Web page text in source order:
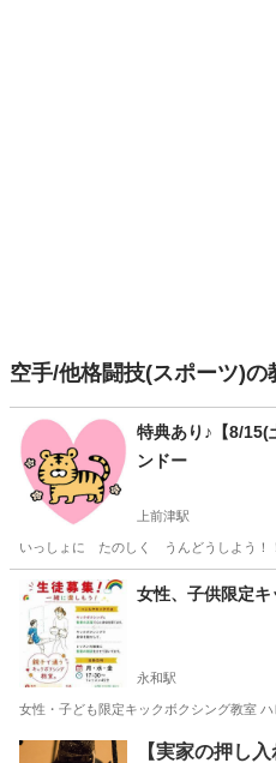
空手/他格闘技(スポーツ)
特典あり♪【8/
ンドー
上前津駅
いっしょに たのしく うんどうしよう！
愛知 名古屋市 上前津駅 スポ
女性、子供限定キ
永和駅
女性・子ども限定キックボクシング教室
愛知 海部郡 永和駅 空手/他
【実家の押し